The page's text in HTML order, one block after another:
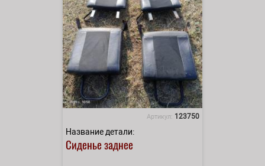
Артикул: 123750
Название детали:
Сиденье заднее